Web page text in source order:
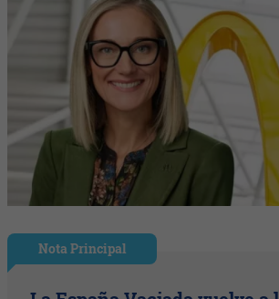
Nota Principal